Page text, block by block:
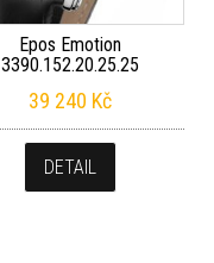
Epos Emotion
3390.152.20.25.25
39 240 Kč
DETAIL